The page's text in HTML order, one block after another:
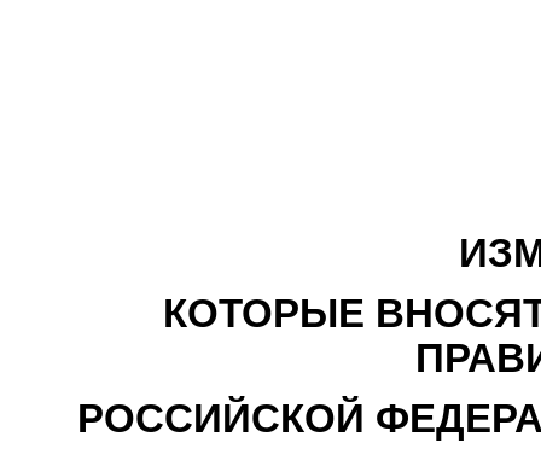
КОТОРЫЕ
РОССИЙСКОЙ